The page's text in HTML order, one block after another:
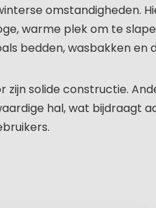
omstandigheden.
warme plek om te
bedden, wasbakken en
zijn solide constructie.
hal, wat bijdraagt